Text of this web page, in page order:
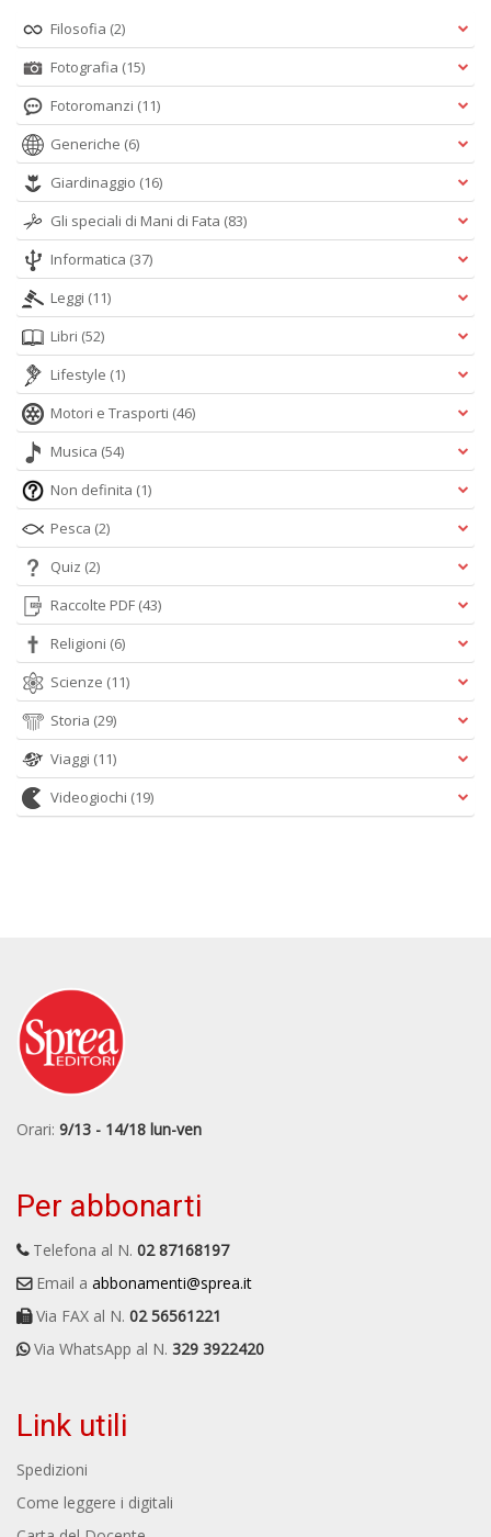
Filosofia (2)
Fotografia (15)
Fotoromanzi (11)
Generiche (6)
Giardinaggio (16)
Gli speciali di Mani di Fata (83)
Informatica (37)
Leggi (11)
Libri (52)
Lifestyle (1)
Motori e Trasporti (46)
Musica (54)
Non definita (1)
Pesca (2)
Quiz (2)
Raccolte PDF (43)
Religioni (6)
Scienze (11)
Storia (29)
Viaggi (11)
Videogiochi (19)
Orari: 9/13 - 14/18 lun-ven
Per abbonarti
Telefona al N. 02 87168197
Email a abbonamenti@sprea.it
Via FAX al N. 02 56561221
Via WhatsApp al N. 329 3922420
Link utili
Spedizioni
Come leggere i digitali